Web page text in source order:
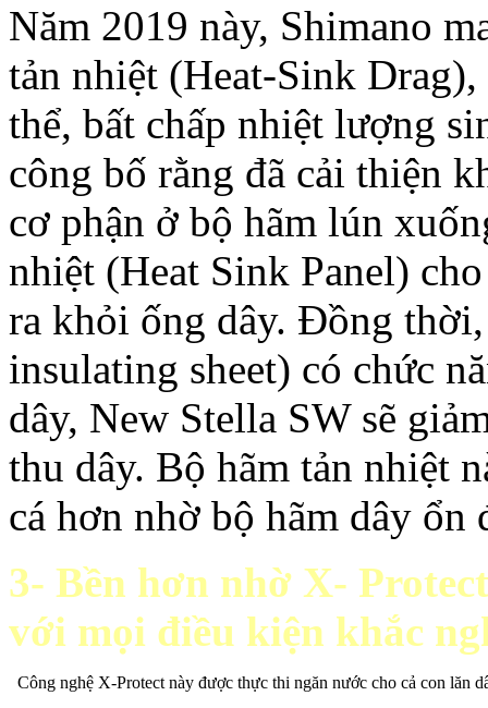
Năm 2019 này, Shimano
tản nhiệt (Heat-Sink
thể, bất chấp nhiệt lượng
công bố rằng đã cải thiện
cơ phận ở bộ hãm lún
nhiệt (Heat Sink Panel)
ra khỏi ống dây. Đồng
insulating sheet) có chức
dây, New Stella SW sẽ
thu dây. Bộ hãm tản nhiệt
cá hơn nhờ bộ hãm dây
3- Bền hơn nhờ X-
với mọi điều kiện khắc
Công nghệ X-Protect này được thực thi ngăn nước cho cả con lăn